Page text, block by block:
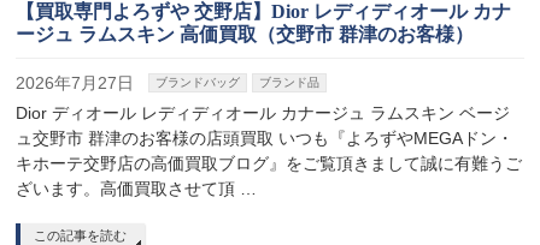
【買取専門よろずや 交野店】Dior レディディオール カナ
ージュ ラムスキン 高価買取（交野市 群津のお客様）
2026年7月27日 ブランドバッグ ブランド品
Dior ディオール レディディオール カナージュ ラムスキン ベージ
ュ交野市 群津のお客様の店頭買取 いつも『よろずやMEGAドン・
キホーテ交野店の高価買取ブログ』をご覧頂きまして誠に有難うご
ざいます。高価買取させて頂 …
この記事を読む